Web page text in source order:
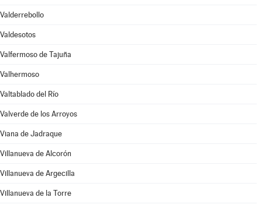
Valderrebollo
Valdesotos
Valfermoso de Tajuña
Valhermoso
Valtablado del Río
Valverde de los Arroyos
Viana de Jadraque
Villanueva de Alcorón
Villanueva de Argecilla
Villanueva de la Torre